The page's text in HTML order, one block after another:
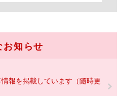
お知らせ
報を掲載しています（随時更